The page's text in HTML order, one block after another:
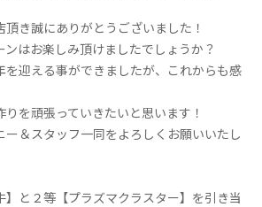
き誠にありがとうございました！
はお楽しみ頂けましたでしょうか？
を迎える事ができましたが、これからも感
を頑張っていきたいと思います！
ー＆スタッフ一同をよろしくお願いいたし
】と２等【プラズマクラスター】を引き当